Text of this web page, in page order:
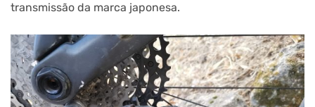
transmissão da marca japonesa.